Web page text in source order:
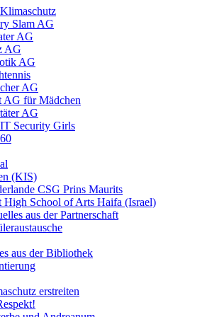
Slam AG
AG
AG
AG
AG
AG für Mädchen
AG
Security Girls
(KIS)
CSG Prins Maurits
High School of Arts Haifa (Israel)
aus der Partnerschaft
aus der Bibliothek
erstreiten